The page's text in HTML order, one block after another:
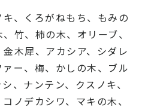
、くろがねもち、もみの
竹、柿の木、オリーブ、
木犀、アカシア、 シダレ
ー、梅、かしの木、ブル
、ナンテン、クスノキ、
ノデカシワ、マキの木、